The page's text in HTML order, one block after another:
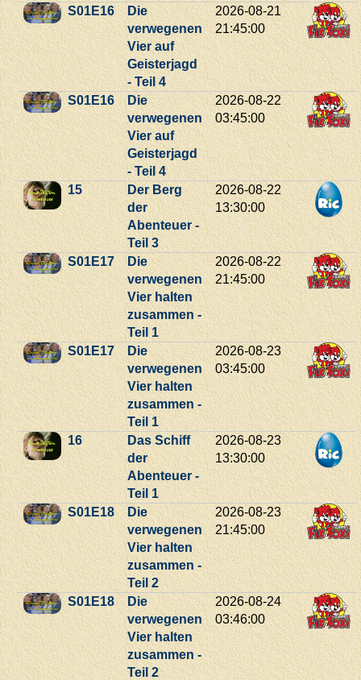
S01E16
Die
verwegenen
Vier auf
Geisterjagd
- Teil 4
2026-08-21
21:45:00
S01E16
Die
verwegenen
Vier auf
Geisterjagd
- Teil 4
2026-08-22
03:45:00
15
Der Berg
der
Abenteuer -
Teil 3
2026-08-22
13:30:00
S01E17
Die
verwegenen
Vier halten
zusammen -
Teil 1
2026-08-22
21:45:00
S01E17
Die
verwegenen
Vier halten
zusammen -
Teil 1
2026-08-23
03:45:00
16
Das Schiff
der
Abenteuer -
Teil 1
2026-08-23
13:30:00
S01E18
Die
verwegenen
Vier halten
zusammen -
Teil 2
2026-08-23
21:45:00
S01E18
Die
verwegenen
Vier halten
zusammen -
Teil 2
2026-08-24
03:46:00